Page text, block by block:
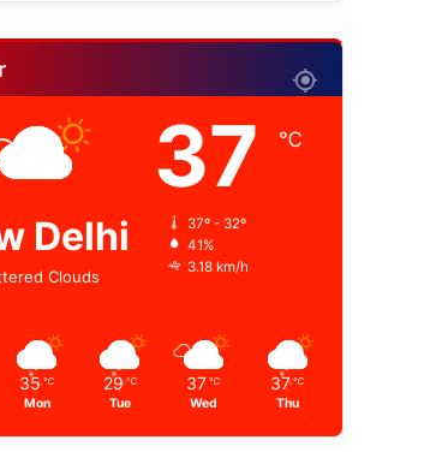
Delhi
Clouds
37 ℃
37º - 32º
41%
3.18 km/h
35 ℃
Mon
29 ℃
Tue
37 ℃
Wed
37 ℃
Thu